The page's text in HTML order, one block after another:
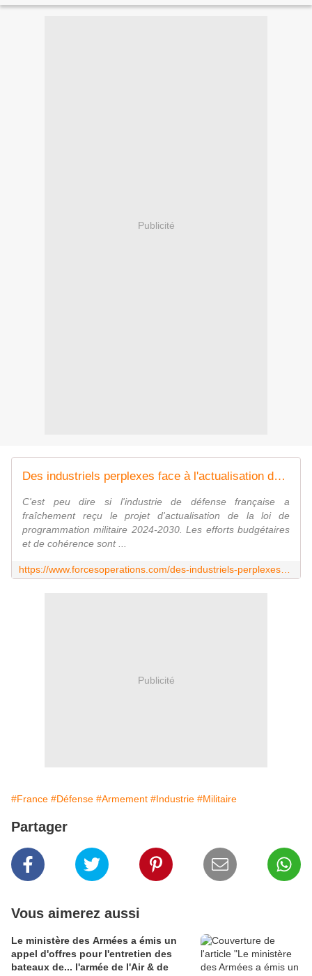
Publicité
Des industriels perplexes face à l'actualisation de la LPM - FOB - Forces Operations Blog
C'est peu dire si l'industrie de défense française a
fraîchement reçu le projet d'actualisation de la loi de
programmation militaire 2024-2030. Les efforts budgétaires
et de cohérence sont ...
Publicité
#France #Défense #Armement #Industrie #Militaire
Partager
Vous aimerez aussi
Le ministère des Armées a émis un
appel d'offres pour l'entretien des
bateaux de... l'armée de l'Air & de